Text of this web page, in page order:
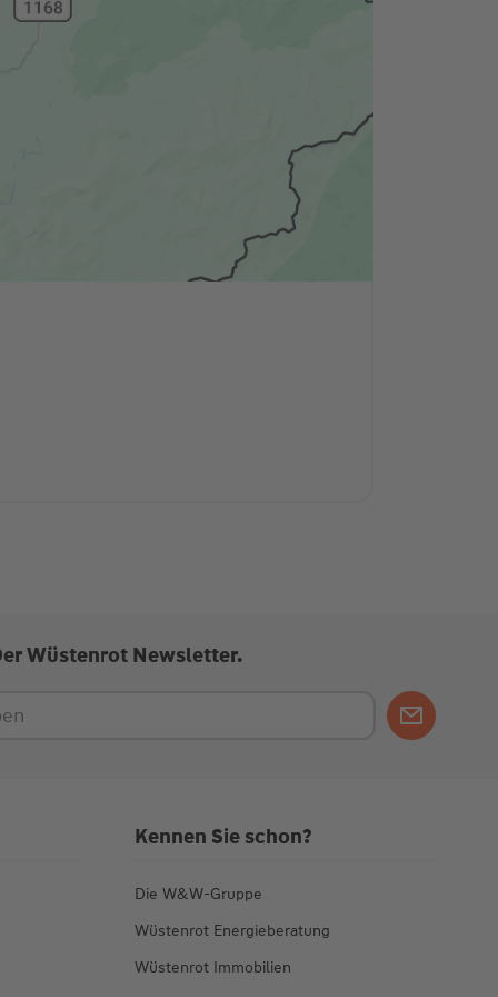
Wüstenrot Newsletter.
Kennen Sie schon?
Die W&W-Gruppe
Wüstenrot Energieberatung
Wüstenrot Immobilien